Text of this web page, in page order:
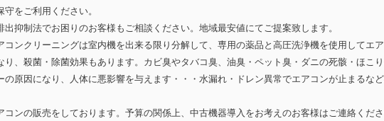
守をご利用ください。
出抑制法でお困りのお客様もご相談ください。地域最安値にてご提案致します。
コンクリーニングは室内機を出来る限り分解して、専用の薬品と高圧洗浄機を使用してエ
り、殺菌・除菌効果もあります。カビ臭やタバコ臭、油臭・ペット臭・ダニの死骸・ほこ
の原因になり、人体に悪影響を与えます・・・水漏れ・ドレン異常でエアコンが止まるな
コンの販売をしております。予算の関係上、中古機器導入をお考えのお客様はご連絡くだ